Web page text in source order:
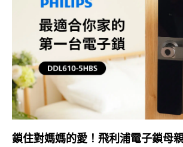
鎖住對媽媽的愛！飛利浦電子鎖母